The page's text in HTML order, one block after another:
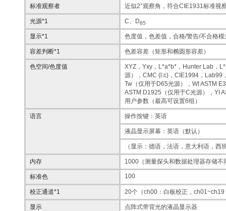
标准观察者 近似2°观察角，符合CIE1931标准视
光源*1 C、D65
显示*1 色度值，色差值，合格/警告/不合格模
容差判断*1 色差容差（矩形和椭圆形容差）
色空间/色度值
XYZ，Yxy，L*a*b*，Hunter Lab，
源），CMC (l:c)，CIE1994，Lab99
Tw（仅用于D65光源），WI ASTM
ASTM D1925（仅用于C光源），YI
用户参数（最高可设置6组）
语言 操作按键：英语
液晶显示屏幕：英语（默认）
（显示：德语，法语，意大利语，西
内存 1000（测量探头和数据处理器存储不
标准色 100
校正通道*1 20个（ch00：白板校正，ch01~ch19
显示 点阵式带背光的液晶显示器